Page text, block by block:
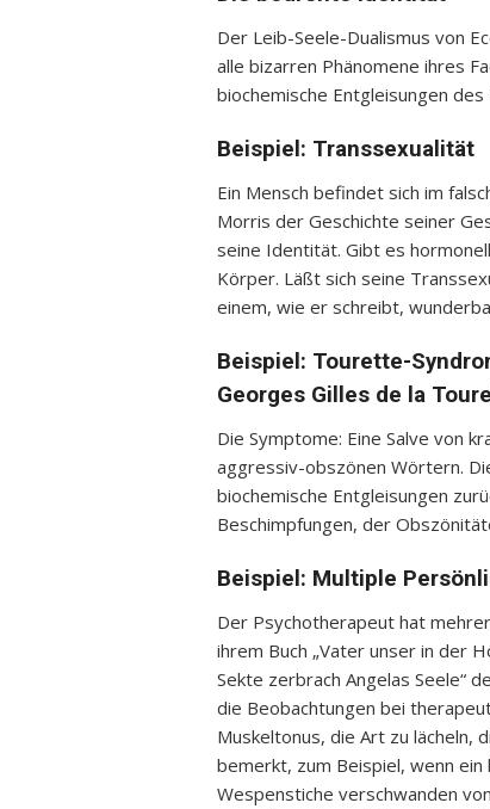
Der Leib-Seele-Dualismus von
alle bizarren Phänomene ihres
biochemische Entgleisungen
Beispiel: Transsexualität
Ein Mensch befindet sich im
Morris der Geschichte seiner
seine Identität. Gibt es
Körper. Läßt sich seine
einem, wie er schreibt,
Beispiel: Tourette-
Georges Gilles de la
Die Symptome: Eine Salve von
aggressiv-obszönen Wörtern.
biochemische Entgleisungen
Beschimpfungen, der
Beispiel: Multiple
Der Psychotherapeut hat
ihrem Buch „Vater unser in der
Sekte zerbrach Angelas Seele“
die Beobachtungen bei
Muskeltonus, die Art zu lächeln,
bemerkt, zum Beispiel, wenn ein
Wespenstiche verschwanden